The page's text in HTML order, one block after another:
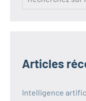
Articles
Intelligence